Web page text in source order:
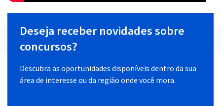
Deseja receber novidades sobre
concursos?
Descubra as oportunidades disponíveis dentro da sua
área de interesse ou da região onde você mora.